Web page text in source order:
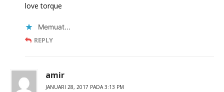
love torque
Memuat...
REPLY
amir
JANUARI 28, 2017 PADA 3:13 PM